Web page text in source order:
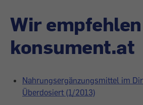
Wir
konsument.at
Nahrungsergänzungsmittel im
Überdosiert (1/2013)